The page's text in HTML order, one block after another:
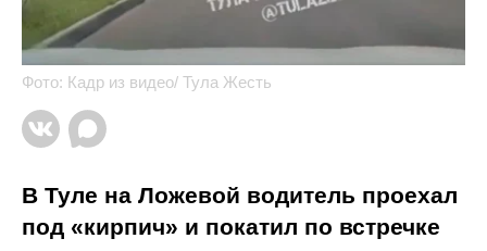
Фото: Кадр из видео/ Тула Жесть
В Туле на Ложевой водитель проехал
под «кирпич» и покатил по встречке